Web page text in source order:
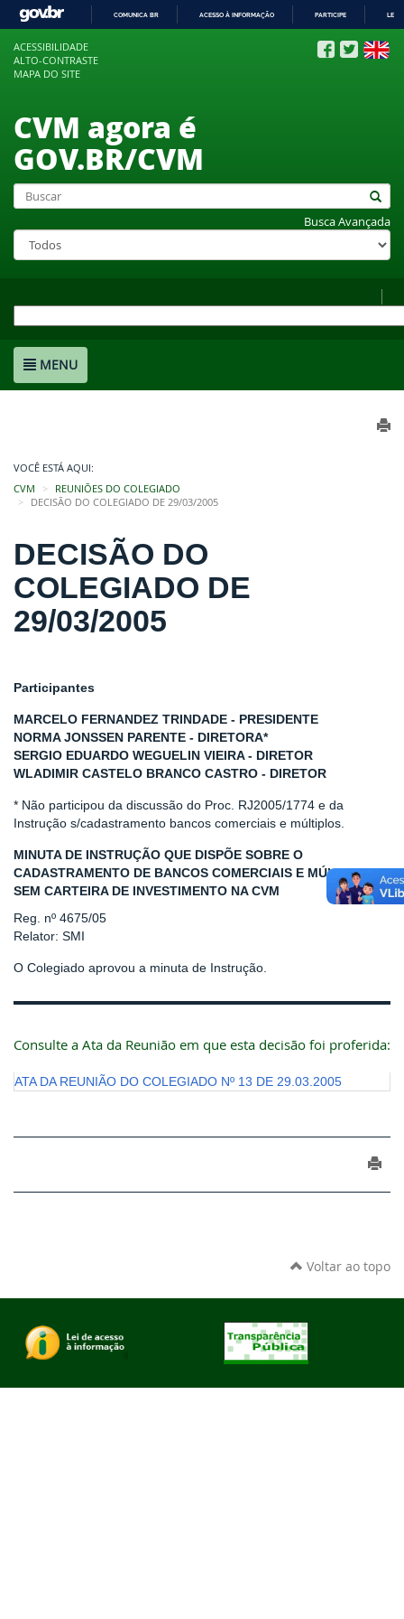
COMUNICA BR ACESSO À INFORMAÇÃO PARTICIPE
ACESSIBILIDADE
ALTO-CONTRASTE
MAPA DO SITE
CVM agora é
GOV.BR/CVM
Busca Avançada
MENU
VOCÊ ESTÁ AQUI:
CVM
REUNIÕES DO COLEGIADO
DECISÃO DO COLEGIADO DE 29/03/2005
DECISÃO DO
COLEGIADO DE
29/03/2005
Participantes
MARCELO FERNANDEZ TRINDADE - PRESIDENTE
NORMA JONSSEN PARENTE - DIRETORA*
SERGIO EDUARDO WEGUELIN VIEIRA - DIRETOR
WLADIMIR CASTELO BRANCO CASTRO - DIRETOR
* Não participou da discussão do Proc. RJ2005/1774 e da
Instrução s/cadastramento bancos comerciais e múltiplos.
MINUTA DE INSTRUÇÃO QUE DISPÕE SOBRE O
CADASTRAMENTO DE BANCOS COMERCIAIS E MÚLTIPLOS
SEM CARTEIRA DE INVESTIMENTO NA CVM
Reg. nº 4675/05
Relator: SMI
O Colegiado aprovou a minuta de Instrução.
Consulte a Ata da Reunião em que esta decisão foi proferida:
ATA DA REUNIÃO DO COLEGIADO Nº 13 DE 29.03.2005
Voltar ao topo